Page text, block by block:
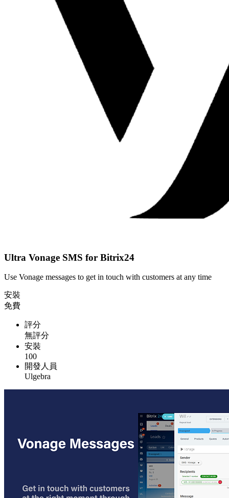
Ultra Vonage SMS for Bitrix24
Use Vonage messages to get in touch with customers at any time
安裝
免費
評分
無評分
安裝
100
開發人員
Ulgebra